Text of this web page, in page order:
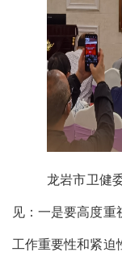
龙岩市卫健
见：一是要高度重
工作重要性和紧迫